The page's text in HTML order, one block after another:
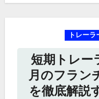
トレー
短期トレー
月のフラン
を徹底解説